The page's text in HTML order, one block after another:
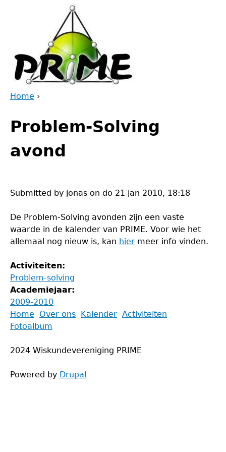
are
here
Home ›
to
top
Problem-Solving
avond
Submitted by jonas on do 21 jan 2010, 18:18
De Problem-Solving avonden zijn een vaste
waarde in de kalender van PRIME. Voor wie het
allemaal nog nieuw is, kan hier meer info vinden.
Activiteiten:
Problem-solving
Academiejaar:
2009-2010
Back
to
Main
menu
Home Over ons Kalender Activiteiten
Fotoalbum
2024 Wiskundevereniging PRIME
Powered by Drupal